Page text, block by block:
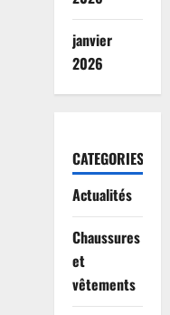
janvier
2026
CATEGORIES
Actualités
Chaussures
et
vêtements